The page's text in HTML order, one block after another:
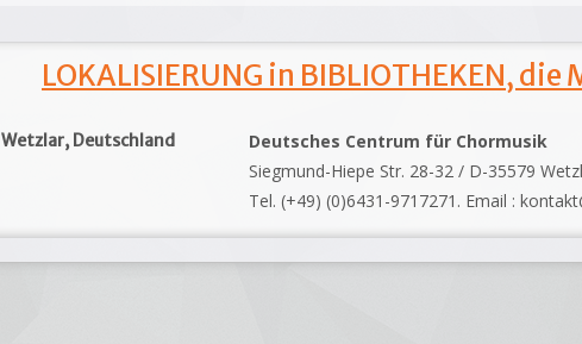
LOKALISIERUNG in BIBLIOTHEKEN,
Wetzlar, Deutschland
Deutsches Centrum für Chormusik
Siegmund-Hiepe Str. 28-32 / D-35579
Tel. (+49) (0)6431-9717271. Email :